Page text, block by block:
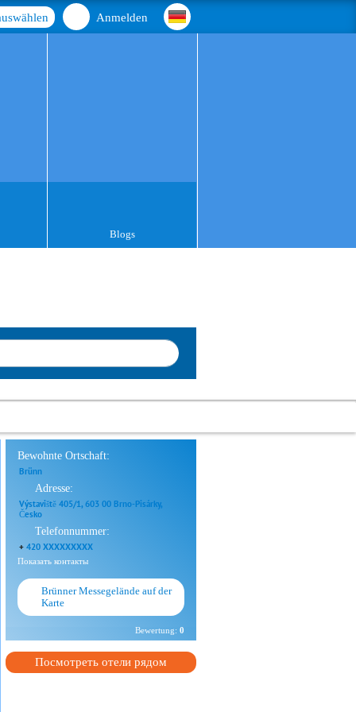
Anmelden
Blogs
Bewohnte Ortschaft:
Brünn
Adresse:
Výstaviště 405/1, 603 00 Brno-Pisárky,
Česko
Telefonnummer:
+ 420 XXXXXXXXX
Показать контакты
Brünner Messegelände auf der
Karte
Bewertung: 0
Посмотреть отели рядом